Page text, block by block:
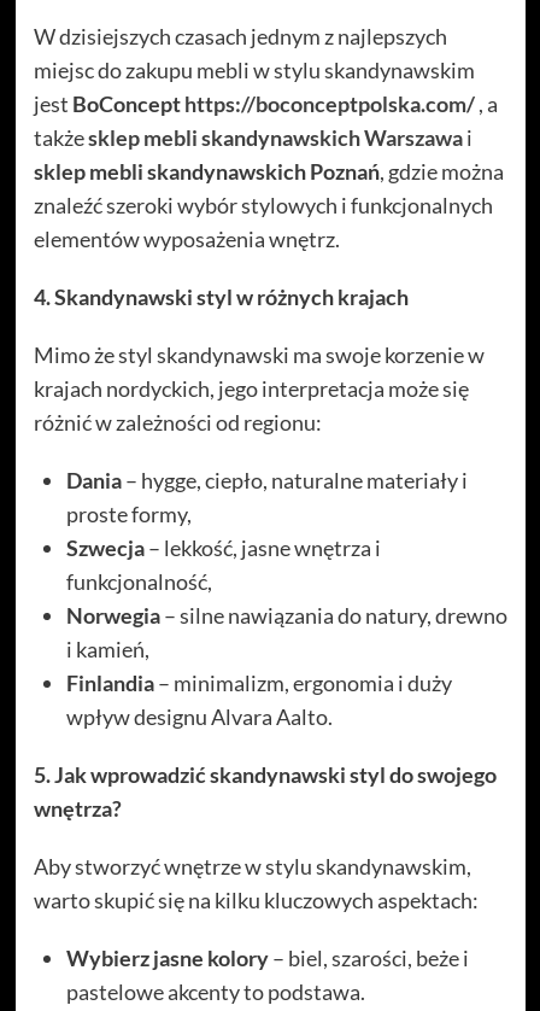
W dzisiejszych czasach jednym z najlepszych
miejsc do zakupu mebli w stylu skandynawskim
jest BoConcepthttps://boconceptpolska.com/ , a
takżesklep mebli skandynawskich Warszawai
sklep mebli skandynawskich Poznań, gdzie można
znaleźć szeroki wybór stylowych i funkcjonalnych
elementów wyposażenia wnętrz.
4. Skandynawski styl w różnych krajach
Mimo że styl skandynawski ma swoje korzenie w
krajach nordyckich, jego interpretacja może się
różnić w zależności od regionu:
Dania– hygge, ciepło, naturalne materiały i
proste formy,
Szwecja– lekkość, jasne wnętrza i
funkcjonalność,
Norwegia– silne nawiązania do natury, drewno
i kamień,
Finlandia– minimalizm, ergonomia i duży
wpływ designu Alvara Aalto.
5. Jak wprowadzić skandynawski styl do swojego
wnętrza?
Aby stworzyć wnętrze w stylu skandynawskim,
warto skupić się na kilku kluczowych aspektach:
Wybierz jasne kolory– biel, szarości, beże i
pastelowe akcenty to podstawa.